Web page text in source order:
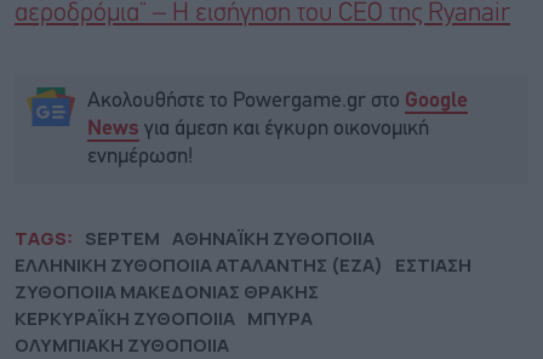
αεροδρόμια” – Η εισήγηση του CEO της Ryanair
Ακολουθήστε το Powergame.gr στο Google
News για άμεση και έγκυρη οικονομική
ενημέρωση!
TAGS: SEPTEM ΑΘΗΝΑΪΚΗ ΖΥΘΟΠΟΙΙΑ
ΕΛΛΗΝΙΚΗ ΖΥΘΟΠΟΙΙΑ ΑΤΑΛΑΝΤΗΣ (ΕΖΑ)
ΕΣΤΙΑΣΗ
ΖΥΘΟΠΟΙΙΑ ΜΑΚΕΔΟΝΙΑΣ ΘΡΑΚΗΣ
ΚΕΡΚΥΡΑΪΚΗ ΖΥΘΟΠΟΙΙΑ ΜΠΥΡΑ
ΟΛΥΜΠΙΑΚΗ ΖΥΘΟΠΟΙΙΑ